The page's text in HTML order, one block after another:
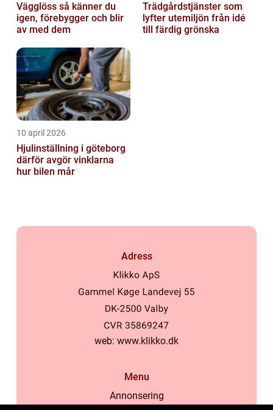
Vägglöss så känner du
igen, förebygger och blir
av med dem
Trädgårdstjänster som
lyfter utemiljön från idé
till färdig grönska
10 april 2026
Hjulinställning i göteborg
därför avgör vinklarna
hur bilen mår
Adress
web: www.klikko.dk
Menu
Annonsering